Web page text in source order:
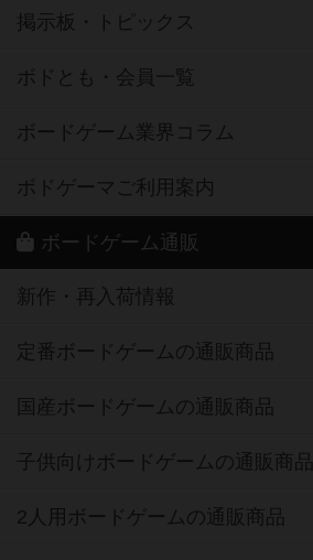
掲示板・トピックス
ボドとも・会員一覧
ボードゲーム業界コラム
ボドゲーマご利用案内
ボードゲーム通販
新作・再入荷情報
定番ボードゲームの通販商品
国産ボードゲームの通販商品
子供向けボードゲームの通販商品
2人用ボードゲームの通販商品